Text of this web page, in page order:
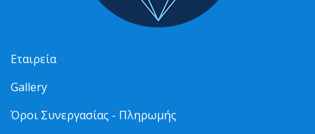
Εταιρεία
Gallery
Όροι Συνεργασίας - Πληρωμής